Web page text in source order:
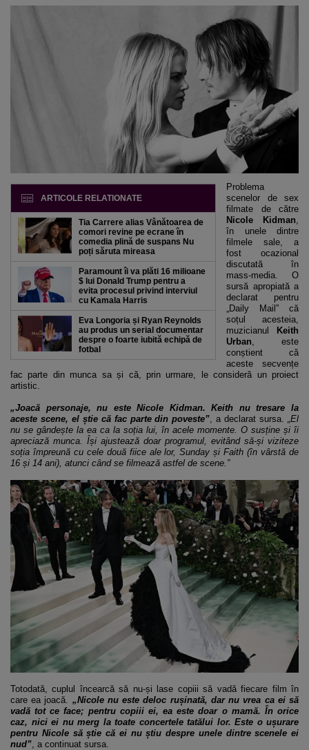
ARTICOLE RELATIONATE
Tia Carrere alias Vânătoarea de
comori revine pe ecrane în
comedia plină de suspans Nu
poți săruta mireasa
Paramount îi va plăti 16 milioane
$ lui Donald Trump pentru a
evita procesul privind interviul
cu Kamala Harris
Eva Longoria și Ryan Reynolds
au produs un serial documentar
despre o foarte iubită echipă de
fotbal
Problema
scenelor de sex
filmate de către
Nicole Kidman,
în unele dintre
filmele sale, a
fost ocazional
discutată în
mass-media. O
sursă apropiată a
declarat pentru
„Daily Mail” că
soțul acesteia,
muzicianul
Keith
Urban, este
conștient că
aceste secvențe
fac parte din munca sa și că, prin urmare, le consideră un proiect
artistic.
„Joacă personaje, nu este Nicole Kidman. Keith nu tresare la
aceste scene, el știe că fac parte din poveste”, a declarat sursa.„El
nu se gândește la ea ca la soția lui, în acele momente. O susține și îi
apreciază munca. Își ajustează doar programul, evitând să-și viziteze
soția împreună cu cele două fiice ale lor, Sunday și Faith (în vârstă de
16 și 14 ani), atunci când se filmează astfel de scene.”
Totodată, cuplul încearcă să nu-și lase copiii să vadă fiecare film în
care ea joacă.
„Nicole nu este deloc rușinată, dar nu vrea ca ei să
vadă tot ce face; pentru copiii ei, ea este doar o mamă. În orice
caz, nici ei nu merg la toate concertele tatălui lor. Este o ușurare
pentru Nicole să știe că ei nu știu despre unele dintre scenele ei
nud” , a continuat sursa.